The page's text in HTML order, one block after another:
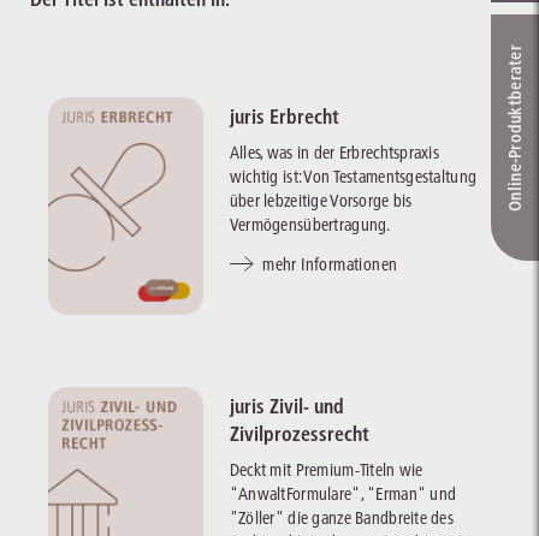
juris Erbrecht
Alles, was in der Erbrechtspraxis
wichtig ist: Von Testamentsgestaltung
über lebzeitige Vorsorge bis
Vermögensübertragung.
mehr Informationen
juris Zivil- und
Zivilprozessrecht
Deckt mit Premium-Titeln wie
"AnwaltFormulare", "Erman" und
"Zöller" die ganze Bandbreite des
Online-Produkt­berater